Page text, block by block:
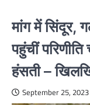
मांग में सिंदूर,
पहुंचीं
हंसती –
September 25, 2023